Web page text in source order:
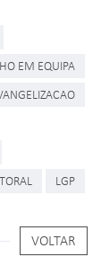
EM EQUIPA
LGP
VOLTAR